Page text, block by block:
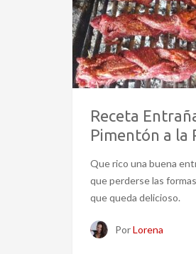
Receta
Pimentón a la
Que rico una buena
que perderse las
que queda delicioso.
PorLorena